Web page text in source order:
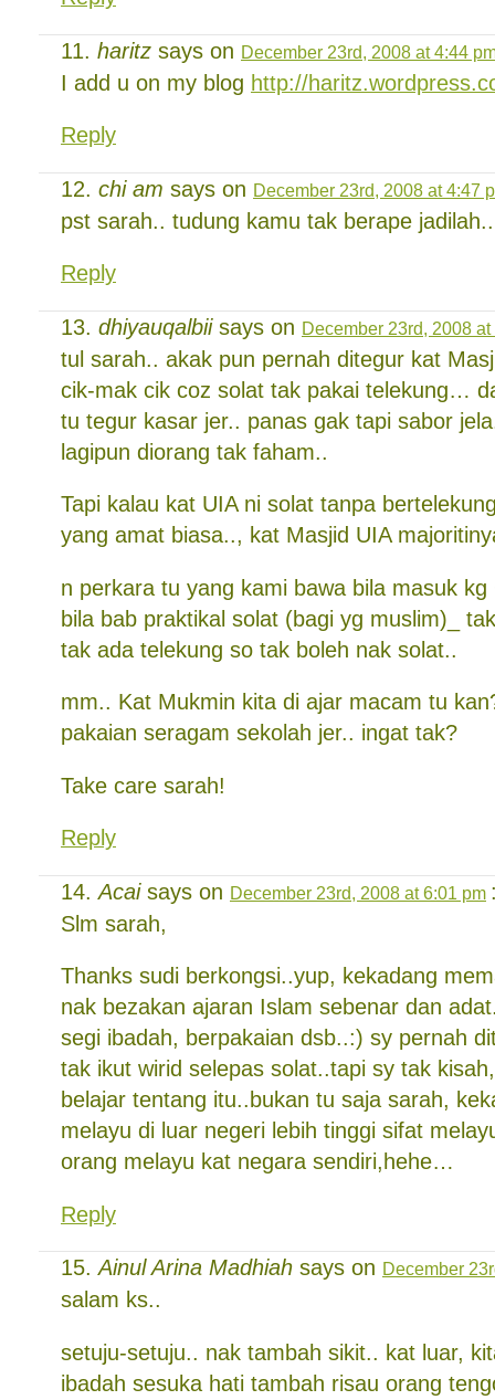
haritz says on December 23rd, 2008 at 4:44
I add u on my blog http://
Reply
chi am says on December 23rd, 2008 at 4:47
pst sarah.. tudung kamu tak berape
Reply
dhiyauqalbiisays on December 23rd, 2008 at
tul sarah.. akak pun pernah ditegur kat
cik-mak cik coz solat tak pakai telekung…
tu tegur kasar jer.. panas gak tapi sabor
lagipun diorang tak faham..
Tapi kalau kat UIA ni solat tanpa
yang amat biasa.., kat Masjid UIA
n perkara tu yang kami bawa bila masuk kg
bila bab praktikal solat (bagi yg muslim)_
tak ada telekung so tak boleh nak solat..
mm.. Kat Mukmin kita di ajar macam tu
pakaian seragam sekolah jer.. ingat tak?
Take care sarah!
Reply
Acaisays on December 23rd, 2008 at 6:01 pm
Slm sarah,
Thanks sudi berkongsi..yup, kekadang
nak bezakan ajaran Islam sebenar dan
segi ibadah, berpakaian dsb..:) sy pernah
tak ikut wirid selepas solat..tapi sy tak
belajar tentang itu..bukan tu saja sarah,
melayu di luar negeri lebih tinggi sifat
orang melayu kat negara sendiri,hehe…
Reply
Ainul Arina Madhiah says on December
salam ks..
setuju-setuju.. nak tambah sikit.. kat luar,
ibadah sesuka hati tambah risau orang